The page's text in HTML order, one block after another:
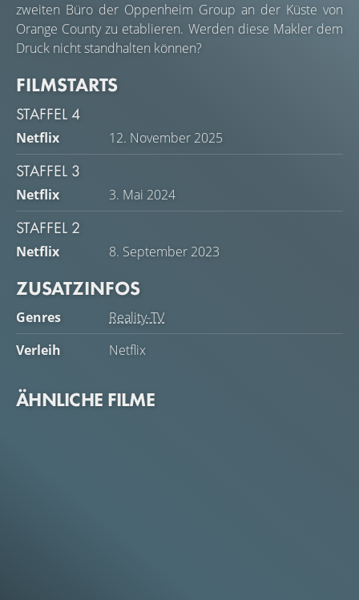
zweiten Büro der Oppenheim Group an der Küste von
Orange County zu etablieren. Werden diese Makler dem
Druck nicht standhalten können?
FILMSTARTS
STAFFEL 4
Netflix 12. November 2025
STAFFEL 3
Netflix 3. Mai 2024
STAFFEL 2
Netflix 8. September 2023
ZUSATZINFOS
Genres
Reality-TV
Verleih
Netflix
ÄHNLICHE FILME